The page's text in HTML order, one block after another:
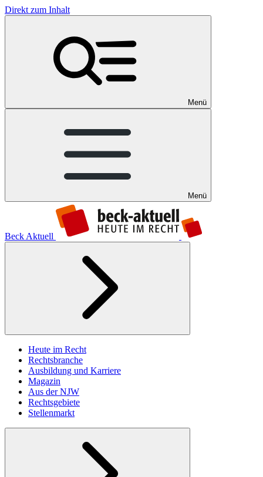
Direkt zum Inhalt
Menü
Menü
Beck Aktuell
Heute im Recht
Rechtsbranche
Ausbildung und Karriere
Magazin
Aus der NJW
Rechtsgebiete
Stellenmarkt